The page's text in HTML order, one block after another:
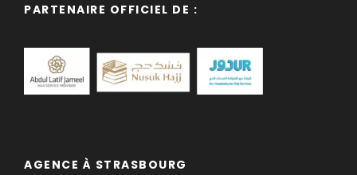
PARTENAIRE OFFICIEL DE :
AGENCE À STRASBOURG